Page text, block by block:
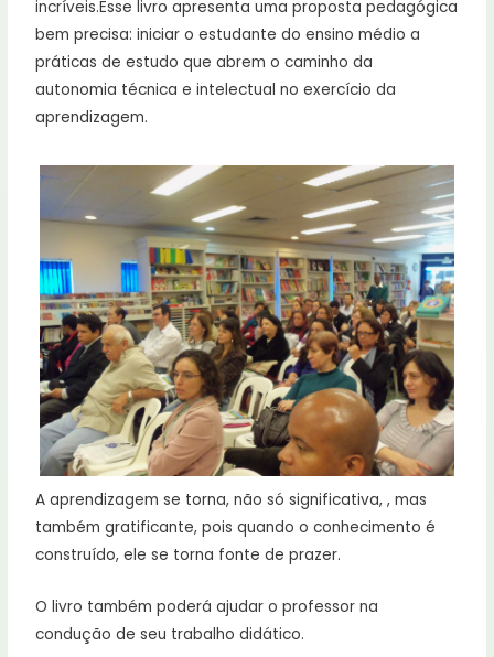
incríveis.Esse livro apresenta uma proposta pedagógica
bem precisa: iniciar o estudante do ensino médio a
práticas de estudo que abrem o caminho da
autonomia técnica e intelectual no exercício da
aprendizagem.
A aprendizagem se torna, não só significativa, , mas
também gratificante, pois quando o conhecimento é
construído, ele se torna fonte de prazer.
O livro também poderá ajudar o professor na
condução de seu trabalho didático.